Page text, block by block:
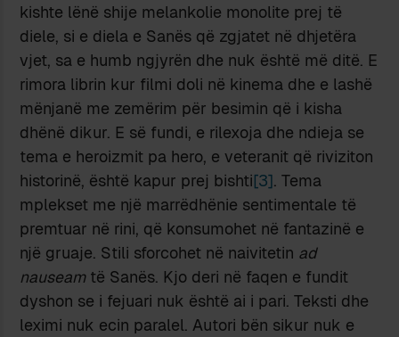
kishte lënë shije melankolie monolite prej të
diele, si e diela e Sanës që zgjatet në dhjetëra
vjet, sa e humb ngjyrën dhe nuk është më ditë. E
rimora librin kur filmi doli në kinema dhe e lashë
mënjanë me zemërim për besimin që i kisha
dhënë dikur. E së fundi, e rilexoja dhe ndieja se
tema e heroizmit pa hero, e veteranit që riviziton
historinë, është kapur prej bishti[3]. Tema
mplekset me një marrëdhënie sentimentale të
premtuar në rini, që konsumohet në fantazinë e
një gruaje. Stili sforcohet në naivitetin ad
nauseamtë Sanës. Kjo deri në faqen e fundit
dyshon se i fejuari nuk është ai i pari. Teksti dhe
leximi nuk ecin paralel. Autori bën sikur nuk e